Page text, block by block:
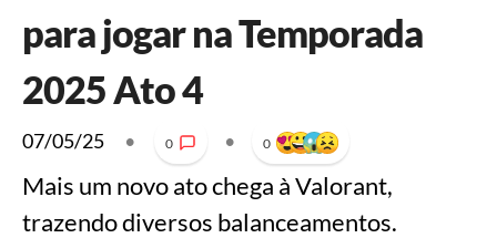
para jogar na Temporada
2025 Ato 4
07/05/25 • 0 • 0
Mais um novo ato chega à Valorant,
trazendo diversos balanceamentos.